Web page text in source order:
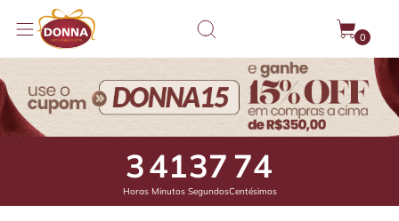
0
3
Horas
41
Minutos
37
Segundos
29
Centésimos